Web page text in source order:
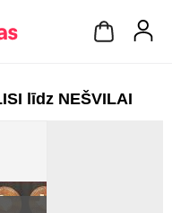
līdz NEŠVILAI